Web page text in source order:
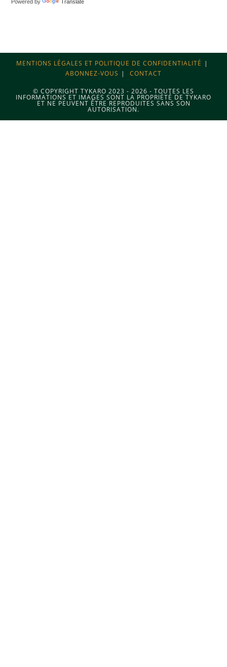
Powered by Translate
MENTIONS LÉGALES ET POLITIQUE DE CONFIDENTIALITÉ
ABONNEZ-VOUS
CONTACT
© COPYRIGHT TYKARO 2023 - 2026 - TOUTES LES
INFORMATIONS ET IMAGES SONT LA PROPRIÉTÉ DE TYKARO
ET NE PEUVENT ÊTRE REPRODUITES SANS SON
AUTORISATION.